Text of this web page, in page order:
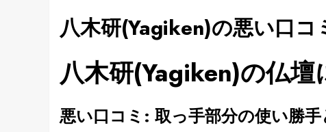
八木研(Yagiken)の悪い口コ
八木研(Yagiken)の仏
悪い口コミ: 取っ手部分の使い勝